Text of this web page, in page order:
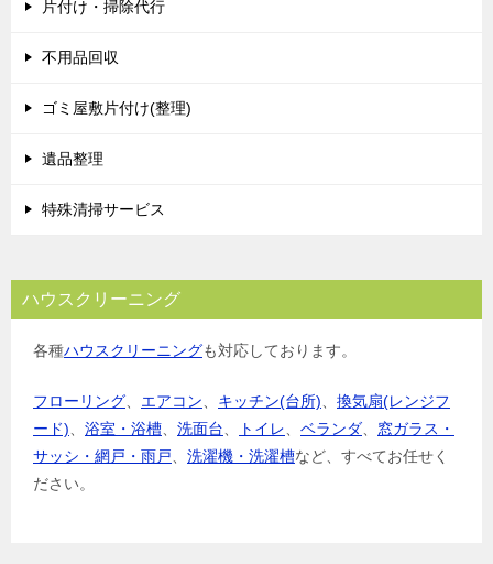
片付け・掃除代行
不用品回収
ゴミ屋敷片付け(整理)
遺品整理
特殊清掃サービス
ハウスクリーニング
各種ハウスクリーニングも対応しております。
フローリング、 エアコン、 キッチン(台所)、 換気扇(レンジフ
ード)、 浴室・浴槽、 洗面台、 トイレ、 ベランダ、 窓ガラス・
サッシ・網戸・雨戸、 洗濯機・洗濯槽など、すべてお任せく
ださい。